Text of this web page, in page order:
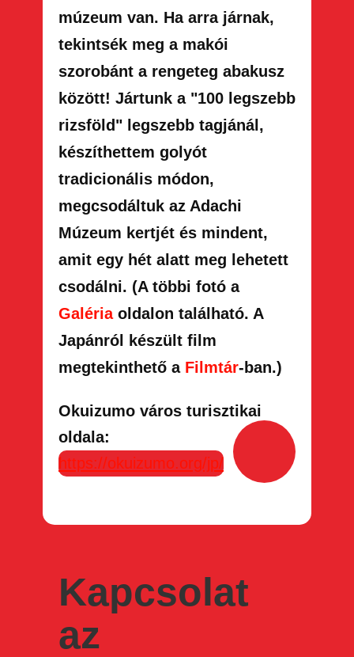
múzeum van. Ha arra járnak,
tekintsék meg a makói
szorobánt a rengeteg abakusz
között! Jártunk a "100 legszebb
rizsföld" legszebb tagjánál,
készíthettem golyót
tradicionális módon,
megcsodáltuk az Adachi
Múzeum kertjét és mindent,
amit egy hét alatt meg lehetett
csodálni. (A többi fotó a
Galéria oldalon található. A
Japánról készült film
megtekinthető a Filmtár-ban.)
Okuizumo város turisztikai
oldala:
https://okuizumo.org/jp/
Kapcsolat
az